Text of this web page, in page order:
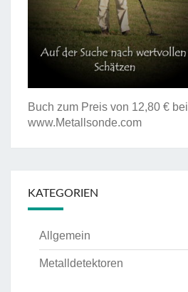
Buch zum Preis von 12,80 € bei
www.Metallsonde.com
KATEGORIEN
Allgemein
Metalldetektoren